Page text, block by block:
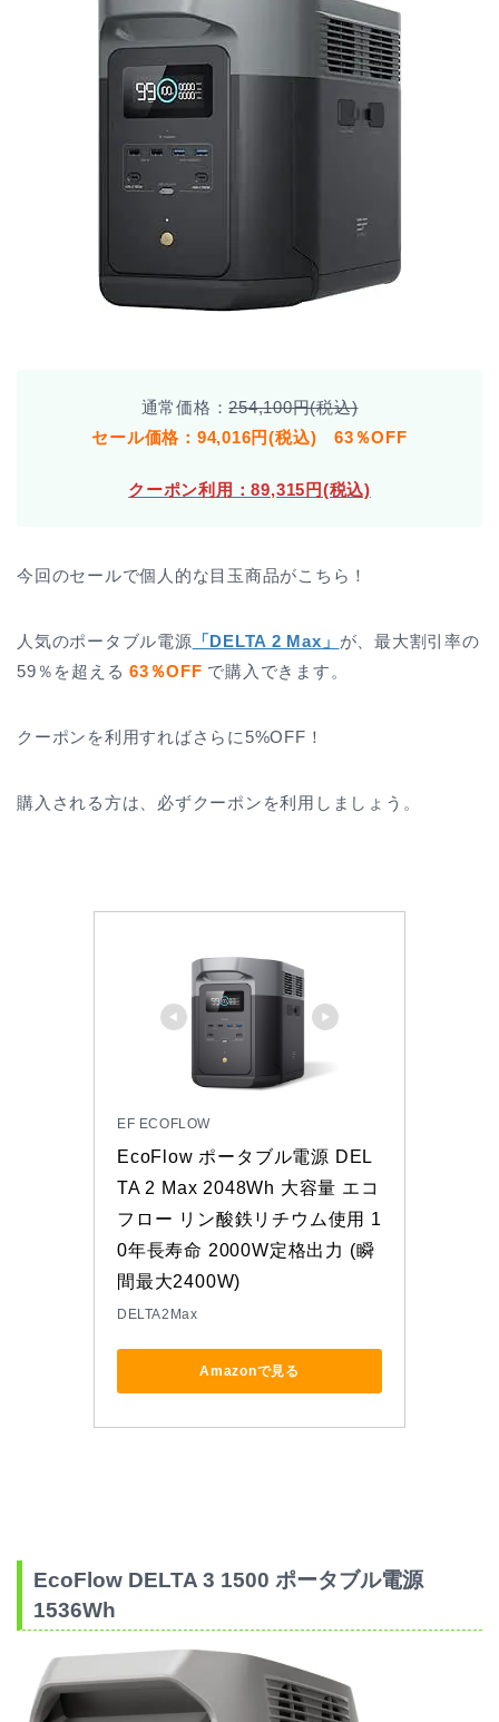
通常価格：254,100円(税込)
セール価格：94,016円(税込) 63％OFF
クーポン利用：89,315円(税込)
今回のセールで個人的な目玉商品がこちら！
人気のポータブル電源 「DELTA 2 Max」 が、最大割引率の
59％を超える63％OFF で購入できます。
クーポンを利用すればさらに5%OFF！
購入される方は、必ずクーポンを利用しましょう。
EF ECOFLOW
EcoFlow ポータブル電源 DEL
TA 2 Max 2048Wh 大容量 エコ
フロー リン酸鉄リチウム使用 1
0年長寿命 2000W定格出力 (瞬
間最大2400W)
DELTA2Max
Amazonで見る
EcoFlow DELTA 3 1500 ポータブル電源
1536Wh